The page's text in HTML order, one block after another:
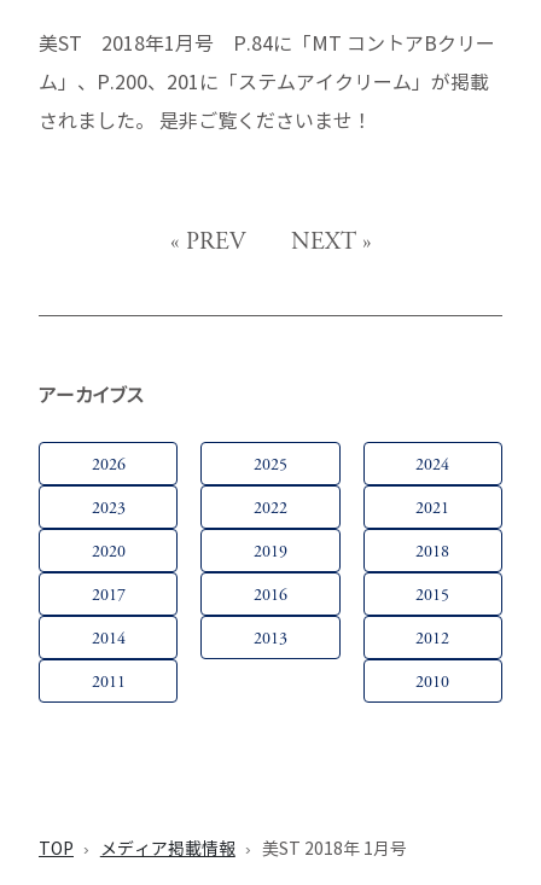
美ST 2018年1月号 P.84に「MT コントアBクリー
ム」、P.200、201に「ステムアイクリーム」が掲載
されました。 是非ご覧くださいませ！
« PREV NEXT»
アーカイブス
2026 2025
2024
2023
2022
2021
2020
2019
2018
2017
2016
2015
2014
2013
2012
2011
2010
TOP メディア掲載情報 美ST 2018年 1月号